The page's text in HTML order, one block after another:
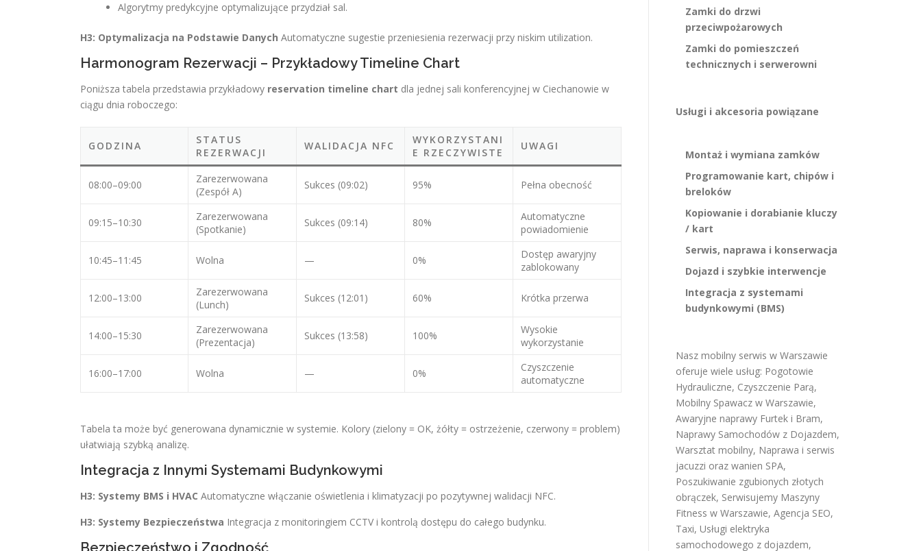
Algorytmy predykcyjne optymalizujące przydział sal.
H3: Optymalizacja na Podstawie Danych Automatyczne sugestie przeniesienia rezerwacji przy niskim utilization.
Harmonogram Rezerwacji – Przykładowy Timeline Chart
Poniższa tabela przedstawia przykładowy reservation timeline chart dla jednej sali konferencyjnej w Ciechanowie w
ciągu dnia roboczego:
GODZINA
STATUS
REZERWACJI
WALIDACJA NFC
WYKORZYSTANI
E RZECZYWISTE
UWAGI
08:00–09:00
Zarezerwowana
(Zespół A)
Sukces (09:02) 95% Pełna obecność
09:15–10:30
Zarezerwowana
(Spotkanie)
Sukces (09:14) 80%
Automatyczne
powiadomienie
10:45–11:45 Wolna — 0%
Dostęp awaryjny
zablokowany
12:00–13:00
Zarezerwowana
(Lunch)
Sukces (12:01) 60% Krótka przerwa
14:00–15:30
Zarezerwowana
(Prezentacja)
Sukces (13:58) 100%
Wysokie
wykorzystanie
16:00–17:00 Wolna — 0%
Czyszczenie
automatyczne
Tabela ta może być generowana dynamicznie w systemie. Kolory (zielony = OK, żółty = ostrzeżenie, czerwony = problem)
ułatwiają szybką analizę.
Integracja z Innymi Systemami Budynkowymi
H3: Systemy BMS i HVAC Automatyczne włączanie oświetlenia i klimatyzacji po pozytywnej walidacji NFC.
H3: Systemy Bezpieczeństwa Integracja z monitoringiem CCTV i kontrolą dostępu do całego budynku.
Bezpieczeństwo i Zgodność
Zamki do drzwi
przeciwpożarowych
Zamki do pomieszczeń
technicznych i serwerowni
Usługi i akcesoria powiązane
Montaż i wymiana zamków
Programowanie kart, chipów i
breloków
Kopiowanie i dorabianie kluczy
/ kart
Serwis, naprawa i konserwacja
Dojazd i szybkie interwencje
Integracja z systemami
budynkowymi (BMS)
Nasz mobilny serwis w Warszawie
oferuje wiele usług: Pogotowie
Hydrauliczne, Czyszczenie Parą,
Mobilny Spawacz w Warszawie,
Awaryjne naprawy Furtek i Bram,
Naprawy Samochodów z Dojazdem,
Warsztat mobilny, Naprawa i serwis
jacuzzi oraz wanien SPA,
Poszukiwanie zgubionych złotych
obrączek, Serwisujemy Maszyny
Fitness w Warszawie, Agencja SEO,
Taxi, Usługi elektryka
samochodowego z dojazdem,